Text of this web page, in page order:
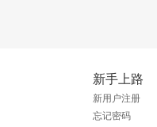
新手上路
新用户注册
忘记密码